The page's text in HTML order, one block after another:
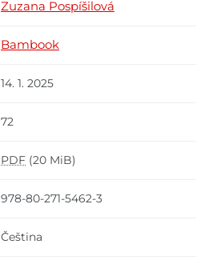
Zuzana Pospíšilová
Bambook
14. 1. 2025
72
PDF (20 MiB)
978-80-271-5462-3
Čeština